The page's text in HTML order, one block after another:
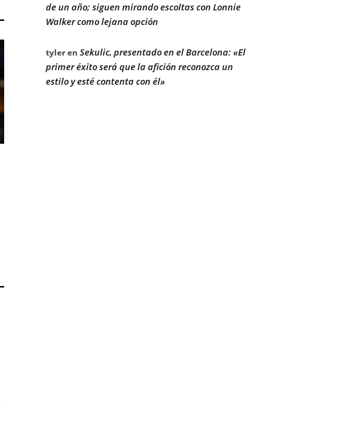
de un año; siguen mirando escoltas con Lonnie
Walker como lejana opción
tyleren Sekulic, presentado en el Barcelona: «El
primer éxito será que la afición reconozca un
estilo y esté contenta con él»